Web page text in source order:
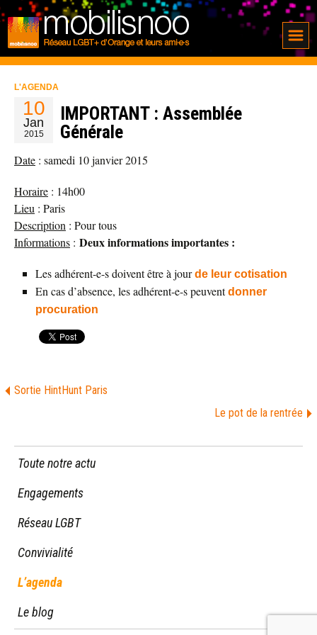
L'AGENDA
10
Jan
2015
IMPORTANT : Assemblée
Générale
Date : samedi 10 janvier 2015
Horaire : 14h00
Lieu : Paris
Description : Pour tous
Informations : Deux informations importantes :
Les adhérent-e-s doivent être à jourde leur cotisation
En cas d’absence, les adhérent-e-s peuventdonner
procuration
Sortie HintHunt Paris
Le pot de la rentrée
Toute notre actu
Engagements
Réseau LGBT
Convivialité
L’agenda
Le blog